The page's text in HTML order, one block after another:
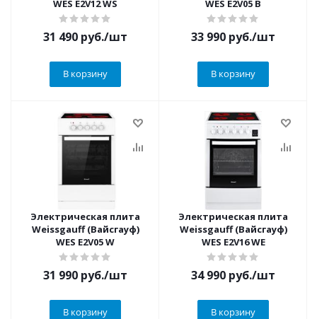
WES E2V12 WS
31 490 руб./шт
В корзину
WES E2V05 B
33 990 руб./шт
В корзину
Электрическая плита
Weissgauff (Вайсгауф)
WES E2V05 W
31 990 руб./шт
В корзину
Электрическая плита
Weissgauff (Вайсгауф)
WES E2V16 WE
34 990 руб./шт
В корзину